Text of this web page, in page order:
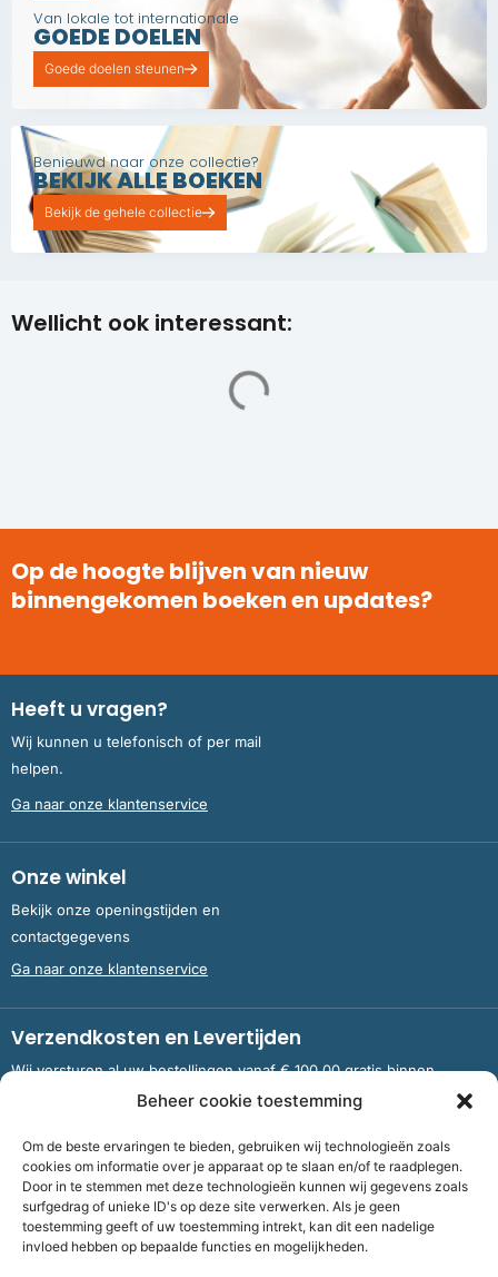
Beheer cookie toestemming
Om de beste ervaringen te bieden, gebruiken wij technologieën zoals
cookies om informatie over je apparaat op te slaan en/of te raadplegen.
Door in te stemmen met deze technologieën kunnen wij gegevens zoals
surfgedrag of unieke ID's op deze site verwerken. Als je geen
toestemming geeft of uw toestemming intrekt, kan dit een nadelige
invloed hebben op bepaalde functies en mogelijkheden.
Van lokale tot internationale
GOEDE DOELEN
Goede doelen steunen
Benieuwd naar onze collectie?
BEKIJK ALLE BOEKEN
Bekijk de gehele collectie
Wellicht ook interessant:
Op de hoogte blijven van nieuw
binnengekomen boeken en updates?
Heeft u vragen?
Wij kunnen u telefonisch of per mail
helpen.
Ga naar onze klantenservice
Onze winkel
Bekijk onze openingstijden en
contactgegevens
Ga naar onze klantenservice
Verzendkosten en Levertijden
Wij versturen al uw bestellingen vanaf € 100,00 gratis binnen
Nederland en België.
Meer informatie over verzendkosten en levertijden
Bank NL09 RABO 0326 5083 92 ten name van Stichting OddFellows